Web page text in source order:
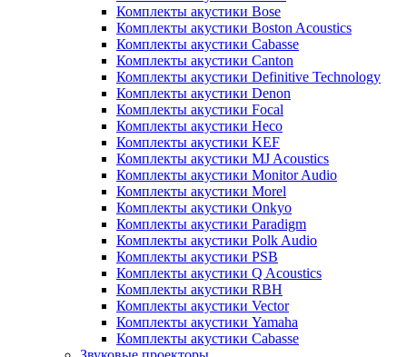
Комплекты акустики Bose
Комплекты акустики Boston Acoustics
Комплекты акустики Cabasse
Комплекты акустики Canton
Комплекты акустики Definitive Technology
Комплекты акустики Denon
Комплекты акустики Focal
Комплекты акустики Heco
Комплекты акустики KEF
Комплекты акустики MJ Acoustics
Комплекты акустики Monitor Audio
Комплекты акустики Morel
Комплекты акустики Onkyo
Комплекты акустики Paradigm
Комплекты акустики Polk Audio
Комплекты акустики PSB
Комплекты акустики Q Acoustics
Комплекты акустики RBH
Комплекты акустики Vector
Комплекты акустики Yamaha
Комплекты акустики Сabasse